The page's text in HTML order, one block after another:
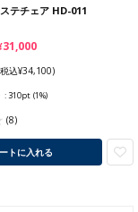
テチェア HD-011
¥31,000
込¥34,100)
: 310pt (1%)
(8)
トに入れる